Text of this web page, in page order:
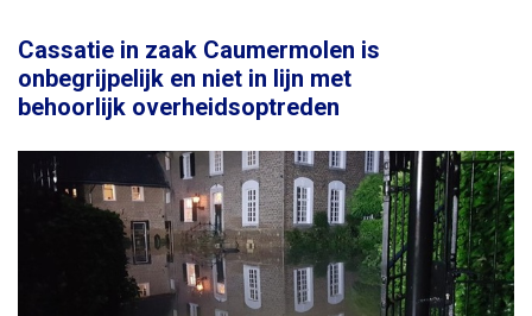
Cassatie in zaak Caumermolen is
onbegrijpelijk en niet in lijn met
behoorlijk overheidsoptreden